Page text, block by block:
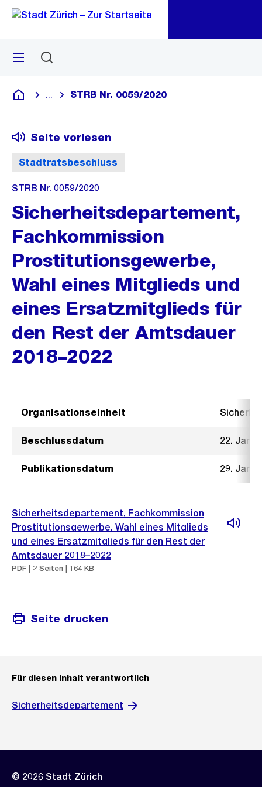
Navigation
Sprunglink
Menü
Deutsch
Blende alle Breadcrumbs ein
STRB Nr. 0059/2020
Stadtratsbeschluss
Seite vorlesen
STRB Nr. 0059/2020
Sicherheitsdepartement,
Fachkommission
Prostitutionsgewerbe,
Wahl eines Mitglieds und
eines Ersatzmitglieds für
den Rest der Amtsdauer
2018–2022
Organisationseinheit
Beschlussdatum 22.
Publikationsdatum 29.
Sicherheitsdepartement, Fachkommission
Prostitutionsgewerbe, Wahl eines Mitglieds
und eines Ersatzmitglieds für den Rest der
Amtsdauer 2018–2022
PDF | 2 Seiten | 164 KB
Seite drucken
Für diesen Inhalt verantwortlich
Sicherheitsdepartement
© 2026 Stadt Zürich